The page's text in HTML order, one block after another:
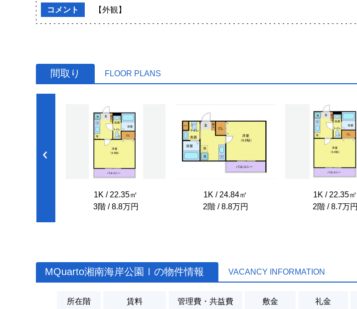
コメント 【外観】
間取り FLOOR PLANS
1K / 22.35㎡
3階 / 8.8万円
1K / 24.84㎡
2階 / 8.8万円
1K / 22.35㎡
2階 / 8.7万円
MQuarto湘南海岸公園Ⅰの物件情報 VACANCY INFORMATION
所在階 賃料 管理費・共益費 敷金 礼金